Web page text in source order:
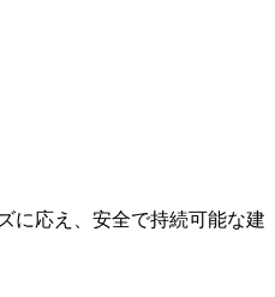
に応え、安全で持続可能な建